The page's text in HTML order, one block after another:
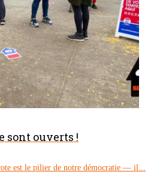
sont ouverts !
est le pilier de notre démocratie — il...